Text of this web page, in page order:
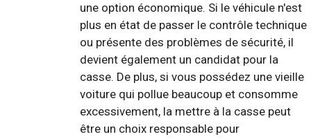
une option économique. Si le véhicule n'est
plus en état de passer le contrôle technique
ou présente des problèmes de sécurité, il
devient également un candidat pour la
casse. De plus, si vous possédez une vieille
voiture qui pollue beaucoup et consomme
excessivement, la mettre à la casse peut
être un choix responsable pour